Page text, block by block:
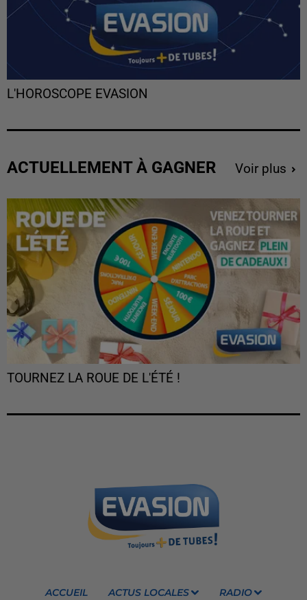
L'HOROSCOPE EVASION
ACTUELLEMENT À GAGNER Voir plus
TOURNEZ LA ROUE DE L'ÉTÉ !
ACCUEIL ACTUS LOCALES RADIO